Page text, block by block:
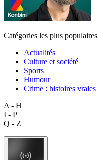
Catégories les plus populaires
Actualités
Culture et société
Sports
Humour
Crime : histoires vraies
A - H
I - P
Q - Z